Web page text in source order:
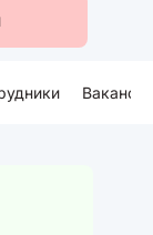
Вакансии